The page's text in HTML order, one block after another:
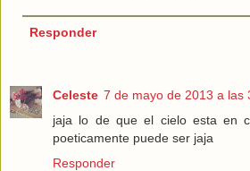
Responder
Celeste 7 de mayo de 2013 a las
jaja lo de que el cielo esta en
poeticamente puede ser jaja
Responder